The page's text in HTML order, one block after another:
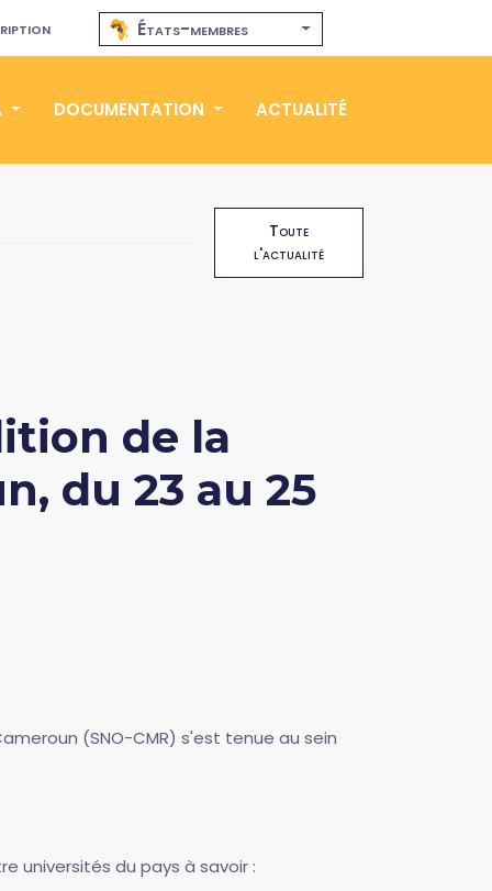
États-membres
DOCUMENTATION ACTUALITÉ
Toute
l'actualité
de la
du 23 au 25
(SNO-CMR) s'est tenue au sein
universités du pays à savoir :